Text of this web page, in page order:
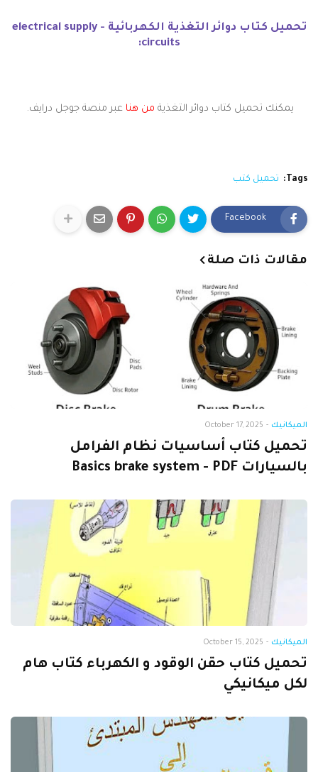
تحميل كتاب دوائر التغذية الكهربائية - electrical supply
circuits:
يمكنك تحميل كتاب دوائر التغذية من هنا عبر منصة جوجل درايف.
Tags: تحميل كتب
Facebook
مقالات ذات صلة
الميكانيك -
October 17, 2025
تحميل كتاب أساسيات نظام الفرامل
بالسيارات Basics brake system - PDF
الميكانيك -
October 15, 2025
تحميل كتاب حقن الوقود و الكهرباء كتاب هام
لكل ميكانيكي